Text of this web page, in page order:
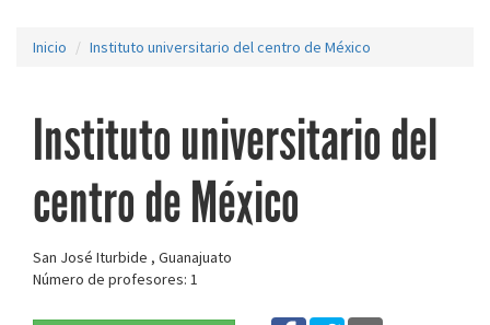
Inicio Instituto universitario del centro de México
Instituto universitario del
centro de México
San José Iturbide , Guanajuato
Número de profesores: 1